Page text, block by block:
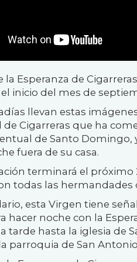
la Esperanza de
inicio del mes de
llevan estas
Cigarreras que ha
de Santo Domingo,
fuera de su casa.
terminará el próximo
todas las hermandades
esta Virgen tiene
hacer noche con la
tarde hasta la iglesia de
parroquia de San